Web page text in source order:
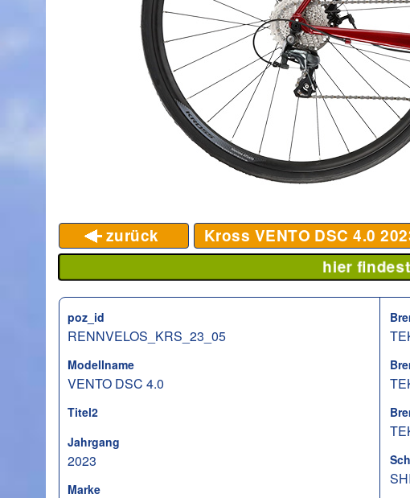
zurück Kross VENTO DSC 4.0
hier
poz_id
RENNVELOS_KRS_23_05
Modellname
VENTO DSC 4.0
Titel2
Jahrgang
2023
Marke